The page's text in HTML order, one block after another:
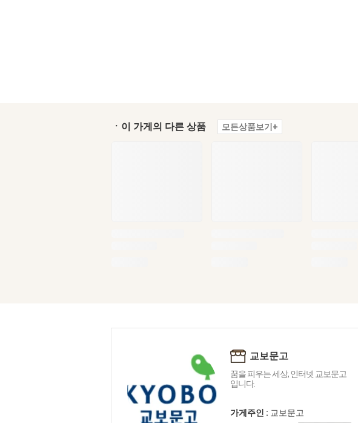
ㆍ이 가게의 다른 상품 모든상품보기+
교보문고
꿈을 피우는 세상, 인터넷 교보문고
입니다.
가게주인 : 교보문고